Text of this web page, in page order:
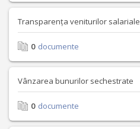
Transparența veniturilor salariale
0 documente
Vânzarea bunurilor sechestrate
0 documente